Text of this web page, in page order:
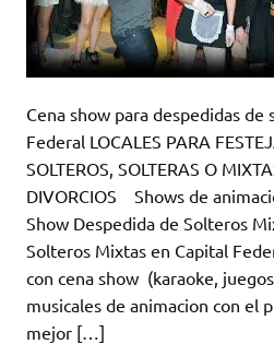
Cena show para despedidas de
Federal LOCALES PARA
SOLTEROS, SOLTERAS O
DIVORCIOS Shows de
Show Despedida de Solteros
Solteros Mixtas en Capital
con cena show (karaoke,
musicales de animacion con el
mejor […]